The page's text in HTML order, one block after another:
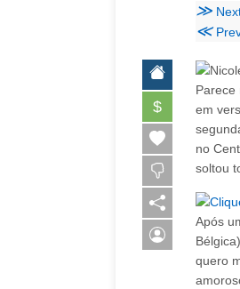
≫
≪
$
Parece
em
no
soltou
Após
quero